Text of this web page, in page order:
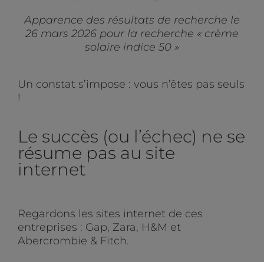
Apparence des résultats de recherche le
26 mars 2026 pour la recherche « crème
solaire indice 50 »
Un constat s’impose : vous n’êtes pas seuls
!
Le succès (ou l’échec) ne se
résume pas au site
internet
Regardons les sites internet de ces
entreprises : Gap, Zara, H&M et
Abercrombie & Fitch.